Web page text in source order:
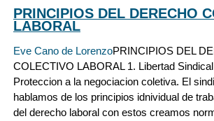
PRINCIPIOS DEL DERECHO
LABORAL
Eve Cano de LorenzoPRINCIPIOS DEL
COLECTIVO LABORAL 1. Libertad
Proteccion a la negociacion coletiva. El
hablamos de los principios idnividual de
del derecho laboral con estos creamos